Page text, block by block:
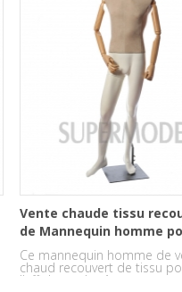
Vente chaude tissu
de Mannequin homme
l’affichage de vêtements
Ce mannequin homme de
chaud recouvert de tissu
l’affichage de vêtements est